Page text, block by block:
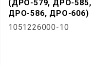
(ДРО-579, ДРО-585,
ДРО-586, ДРО-606)
1051226000-10